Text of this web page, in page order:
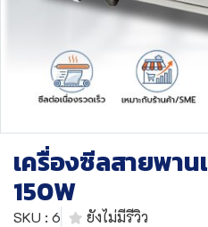
เครื่องซีลสายพา
150W
SKU : 6 ยังไม่มีรีวิว